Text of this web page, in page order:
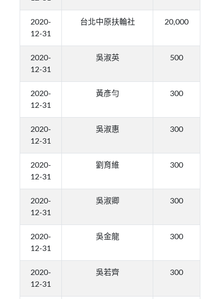
2020-
12-31
台北中原扶輪社 20,000
2020-
12-31
吳淑英 500
2020-
12-31
黃彥勻 300
2020-
12-31
吳淑惠 300
2020-
12-31
劉育維 300
2020-
12-31
吳淑卿 300
2020-
12-31
吳金龍 300
2020-
12-31
吳若齊 300